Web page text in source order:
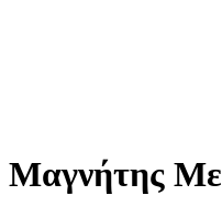
Μαγνήτης